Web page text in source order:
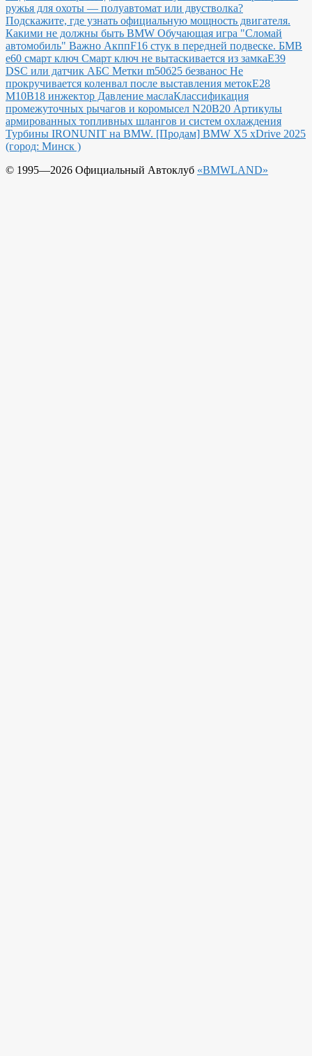
ружья для охоты — полуавтомат или двустволка?
Подскажите, где узнать официальную мощность двигателя.
Какими не должны быть BMW Обучающая игра "Сломай
автомобиль" Важно АкппF16 стук в передней подвеске. БМВ
е60 смарт ключ Смарт ключ не вытаскивается из замкаE39
DSC или датчик АБС Метки m50б25 безванос Не
прокручивается коленвал после выставления метокЕ28
М10В18 инжектор Давление маслаКлассификация
промежуточных рычагов и коромысел N20B20 Артикулы
армированных топливных шлангов и систем охлаждения
Турбины IRONUNIT на BMW. [Продам] BMW X5 xDrive 2025
(город: Минск )
© 1995—2026 Официальный Автоклуб «BMWLAND»